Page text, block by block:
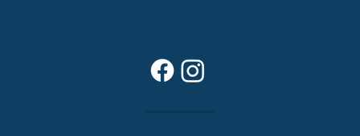
Dans vos foyers depuis plus de 80 ans